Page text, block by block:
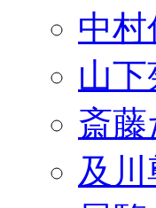
中
山
斎
及